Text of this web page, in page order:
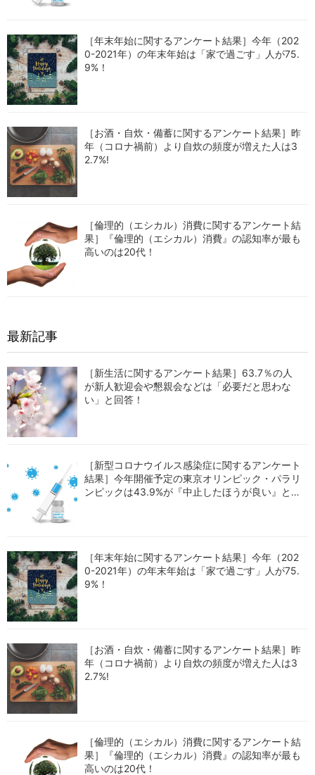
［年末年始に関するアンケート結果］今年（202
0-2021年）の年末年始は「家で過ごす」人が75.
9%！
［お酒・自炊・備蓄に関するアンケート結果］昨
年（コロナ禍前）より自炊の頻度が増えた人は3
2.7%!
［倫理的（エシカル）消費に関するアンケート結
果］『倫理的（エシカル）消費』の認知率が最も
高いのは20代！
最新記事
［新生活に関するアンケート結果］63.7％の人
が新人歓迎会や懇親会などは「必要だと思わな
い」と回答！
［新型コロナウイルス感染症に関するアンケート
結果］今年開催予定の東京オリンピック・パラリ
ンピックは43.9%が『中止したほうが良い』と回
［年末年始に関するアンケート結果］今年（202
0-2021年）の年末年始は「家で過ごす」人が75.
9%！
［お酒・自炊・備蓄に関するアンケート結果］昨
年（コロナ禍前）より自炊の頻度が増えた人は3
2.7%!
［倫理的（エシカル）消費に関するアンケート結
果］『倫理的（エシカル）消費』の認知率が最も
高いのは20代！